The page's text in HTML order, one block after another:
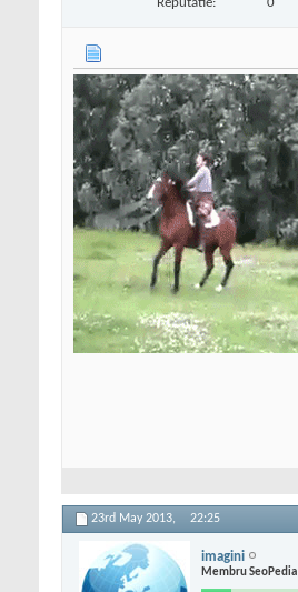
23rd May 2013, 22:25
imagini
Membru SeoPedia